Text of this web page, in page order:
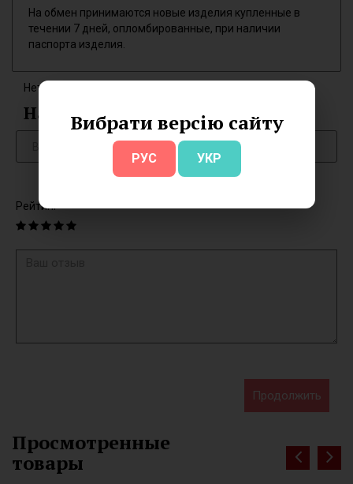
Вибрати версію сайту
РУС УКР
На обмен принимаются новые изделия купленные в
течении 7 дней, опломбированные, при наличии
паспорта изделия.
Нет отзывов об этом товаре.
Написать отзыв
Рейтинг
Продолжить
Просмотренные
товары